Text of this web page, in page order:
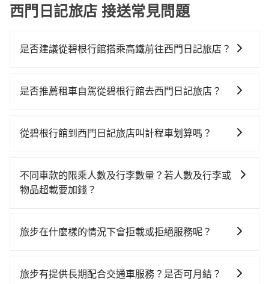
西門日記旅店 接送常見問題
是否建議從碧根行館搭乘高鐵前往西門日記旅店？
適、較貴、費時！從最早06:05一直到23:03，台中-台北
約300元、車程約17分鐘。抵達高鐵站後，步行進站、
人票價700元，再用15分鐘出站、等待車站前排班的計
程車，搭上小黃後約花16分鐘、車費200元後，抵達西
花費為870元。不過，台中市少部分小黃司機不按表收
元，費時1小時51分鐘。選擇搭乘高鐵而不預約包車，不
是否推薦租車自駕從碧根行館去西門日記旅店？
花費可能不小。租車公司一般以天為單位計費，小轎車
約$4,500，油錢（每公里約3元）、eTag（每公里約1
元）、路邊停車（每小時約40元）、保險費、罰單另
車公司都沒法提供甲租乙還的服務，所以要不當天就需
$6,000起。透過app預約tripool的單程專車接送才是前
從碧根行館到西門日記旅店叫計程車划算嗎？
灣大車隊、Uber、Line Taxi、Yoxi等，如果在路邊攔不
到車，也可考慮打電話至附近的計程車隊，如龍興計程
3,950~4,700元間，但如改預約tripool可省高達
騙。綜合以上，無論在價格或服務品質上，tripool都是
不同車款的限乘人數及行李數量？若人數及行李或
物品超載要加錢？
的車型。 五人座驕車可乘坐三位乘客，並可攜帶三個隨
型車可乘坐八位乘客，並可攜帶八個隨身行李與六個30
旅步在什麼樣的情況下會拒載或拒絕服務呢？
原因，司機有權拒絕服務： 1) 當日搭車人數或行李超過
旅步有提供長期配合交通車服務？是否可月結？